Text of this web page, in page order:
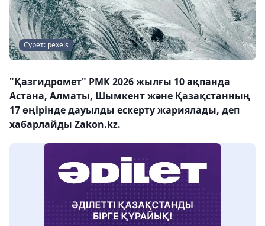
Сурет: pexels
"Қазгидромет" РМК 2026 жылғы 10 ақпанда
Астана, Алматы, Шымкент және Қазақстанның
17 өңірінде дауылды ескерту жариялады, деп
хабарлайды Zakon.kz.